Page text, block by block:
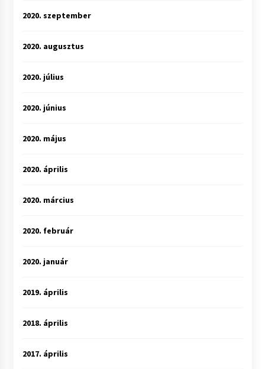
2020. szeptember
2020. augusztus
2020. július
2020. június
2020. május
2020. április
2020. március
2020. február
2020. január
2019. április
2018. április
2017. április